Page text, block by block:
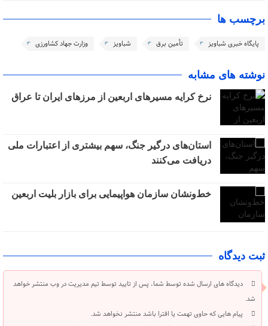
برچسب ها
پایگاه خبری شباویز تأمین برق شباویز وزارت جهاد کشاورزی
نوشته های مشابه
نرخ کرایه مسیرهای اربعین از مرزهای ایران تا عراق
استان‌های درگیر جنگ، سهم بیشتری از اعتبارات ملی
دریافت می‌کنند
خط‌ونشان سازمان هواپیمایی برای بازار بلیت اربعین
ثبت دیدگاه
دیدگاه های ارسال شده توسط شما، پس از تایید توسط تیم مدیریت در وب منتشر خواهد
شد.
پیام هایی که حاوی تهمت یا افترا باشد منتشر نخواهد شد.